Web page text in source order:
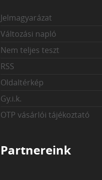
Jelmagyarázat
Változási napló
Nem teljes teszt
RSS
Oldaltérkép
Gy.i.k.
OTP vásárlói tájékoztató
Partnereink